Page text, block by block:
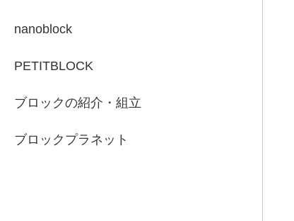
nanoblock
PETITBLOCK
ブロックの紹介・組立
ブロックプラネット